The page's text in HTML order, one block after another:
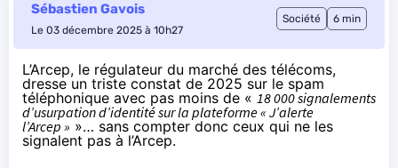
Sébastien Gavois
Le 03 décembre 2025 à 10h27
Société 6 min
L’Arcep, le régulateur du marché des télécoms,
dresse un triste constat de 2025 sur le spam
téléphonique avec pas moins de « 18 000 signalements
d’usurpation d’identité sur la plateforme « J’alerte
l’Arcep » »… sans compter donc ceux qui ne les
signalent pas à l’Arcep.